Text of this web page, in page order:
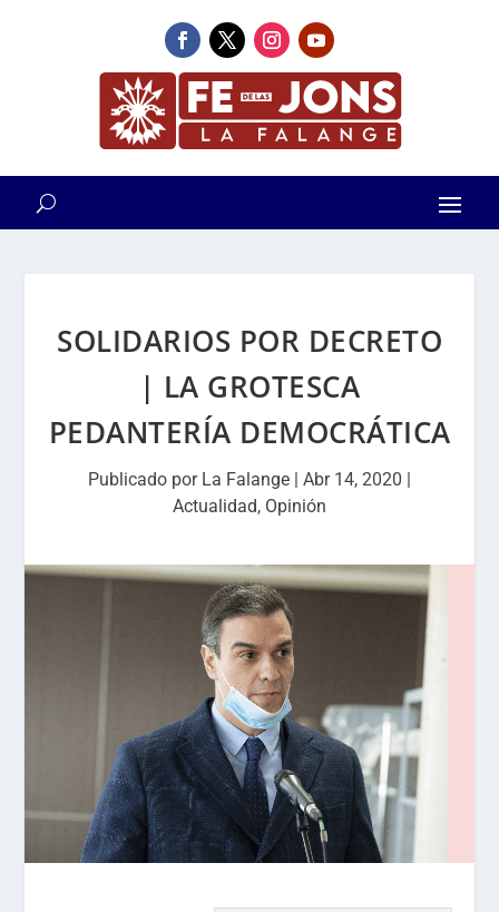
SOLIDARIOS POR DECRETO
| LA GROTESCA
PEDANTERÍA DEMOCRÁTICA
Publicado por La Falange | Abr 14, 2020 |
Actualidad, Opinión